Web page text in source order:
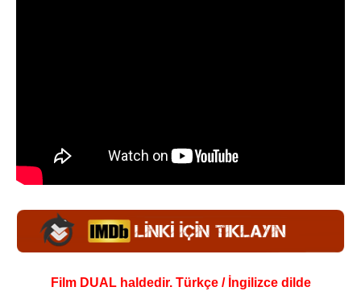
Film DUAL haldedir. Türkçe / İngilizce dilde